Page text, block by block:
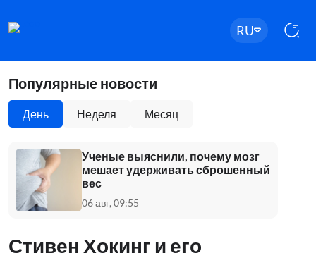
RU
Популярные новости
День Неделя Месяц
Ученые выяснили, почему мозг
мешает удерживать сброшенный
вес
06 авг, 09:55
Стивен Хокинг и его